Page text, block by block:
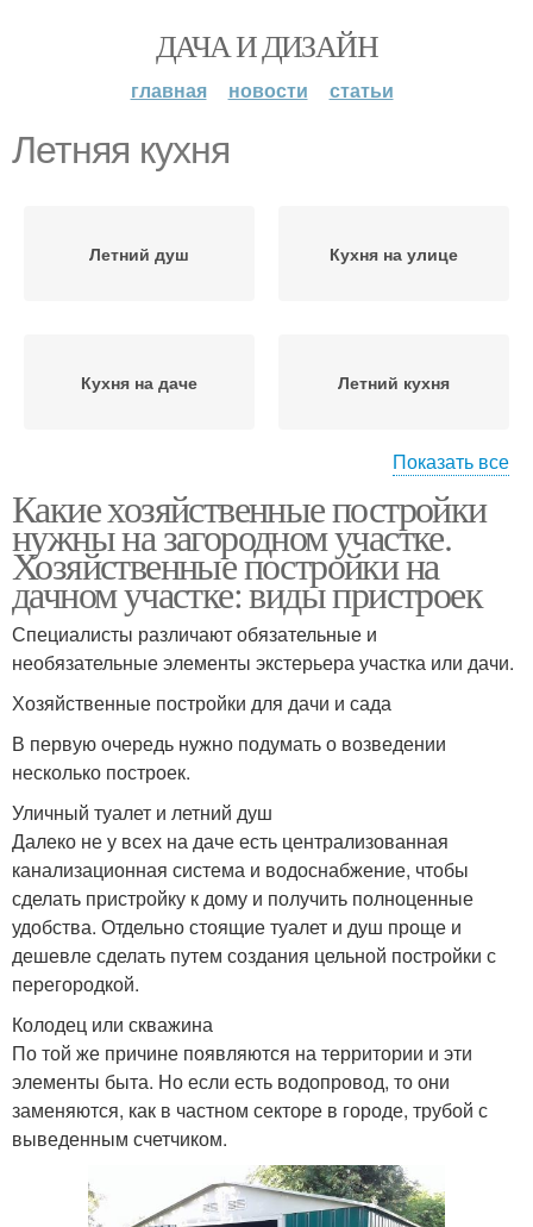
ДАЧА И ДИЗАЙН
главная новости статьи
Летняя кухня
Летний душ Кухня на улице
Кухня на даче Летний кухня
Кухня в селе Летние кухни
Кухня из пеноблока Кухня из старой двери
Летняя веранда
Полузакрытая кухня
Показать все
Какие хозяйственные постройки
нужны на загородном участке.
Хозяйственные постройки на
дачном участке: виды пристроек
Специалисты различают обязательные и
необязательные элементы экстерьера участка или дачи.
Хозяйственные постройки для дачи и сада
В первую очередь нужно подумать о возведении
несколько построек.
Уличный туалет и летний душ
Далеко не у всех на даче есть централизованная
канализационная система и водоснабжение, чтобы
сделать пристройку к дому и получить полноценные
удобства. Отдельно стоящие туалет и душ проще и
дешевле сделать путем создания цельной постройки с
перегородкой.
Колодец или скважина
По той же причине появляются на территории и эти
элементы быта. Но если есть водопровод, то они
заменяются, как в частном секторе в городе, трубой с
выведенным счетчиком.